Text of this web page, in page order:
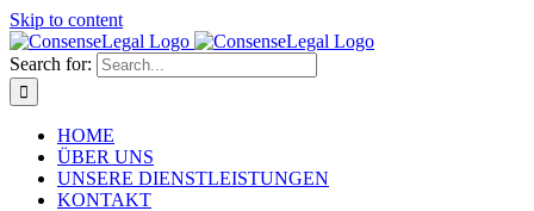
Skip to content
Search for:
HOME
ÜBER UNS
UNSERE DIENSTLEISTUNGEN
KONTAKT